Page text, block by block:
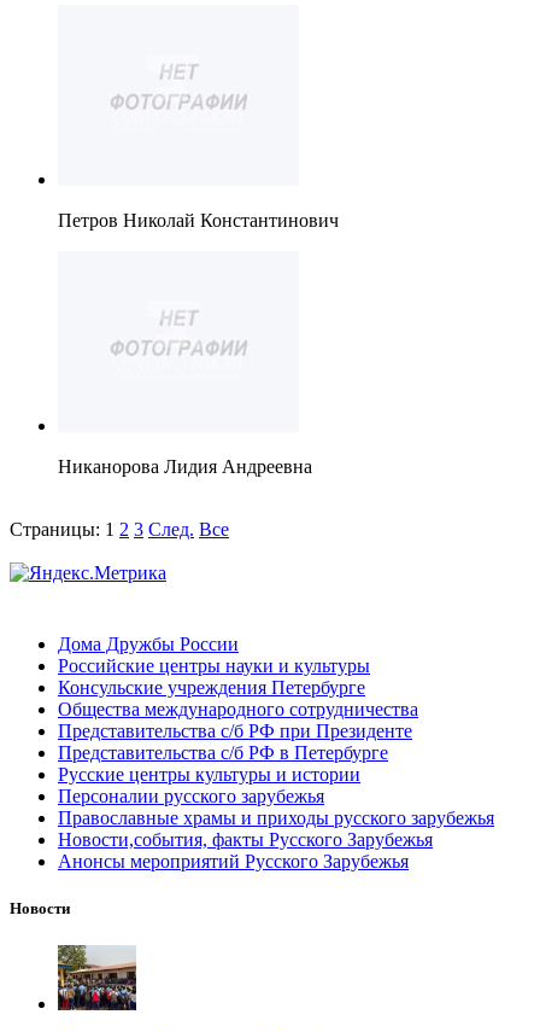
Петров Николай Константинович
Никанорова Лидия Андреевна
Страницы: 1 2 3 След. Все
Дома Дружбы России
Российские центры науки и культуры
Консульские учреждения Петербурге
Общества международного сотрудничества
Представительства с/б РФ при Президенте
Представительства с/б РФ в Петербурге
Русские центры культуры и истории
Персоналии русского зарубежья
Православные храмы и приходы русского зарубежья
Новости,события, факты Русского Зарубежья
Анонсы мероприятий Русского Зарубежья
Новости